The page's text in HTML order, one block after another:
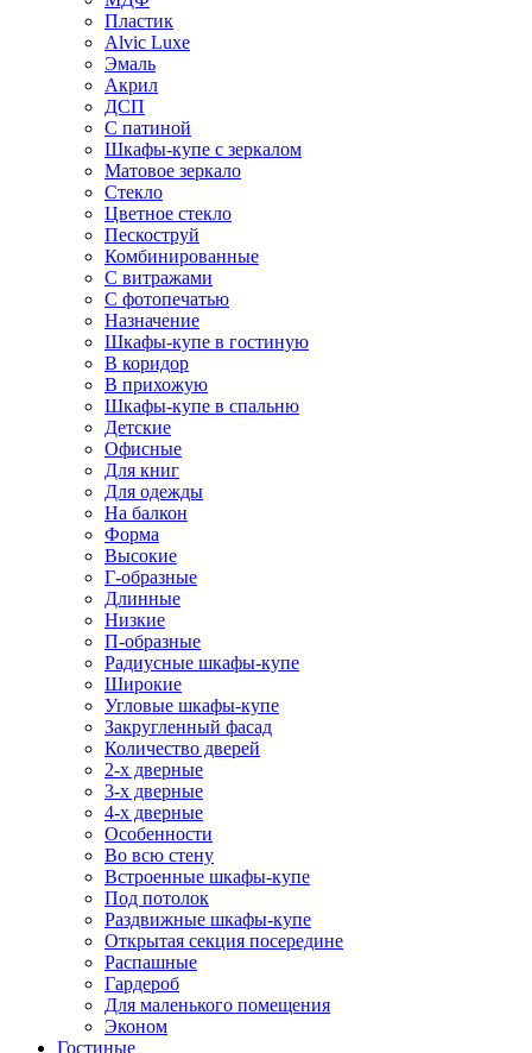
Пластик
Alvic Luxe
Эмаль
Акрил
ДСП
С патиной
Шкафы-купе с зеркалом
Матовое зеркало
Стекло
Цветное стекло
Пескоструй
Комбинированные
С витражами
С фотопечатью
Назначение
Шкафы-купе в гостиную
В коридор
В прихожую
Шкафы-купе в спальню
Детские
Офисные
Для книг
Для одежды
На балкон
Форма
Высокие
Г-образные
Длинные
Низкие
П-образные
Радиусные шкафы-купе
Широкие
Угловые шкафы-купе
Закругленный фасад
Количество дверей
2-х дверные
3-х дверные
4-х дверные
Особенности
Во всю стену
Встроенные шкафы-купе
Под потолок
Раздвижные шкафы-купе
Открытая секция посередине
Распашные
Гардероб
Для маленького помещения
Эконом
Гостиные